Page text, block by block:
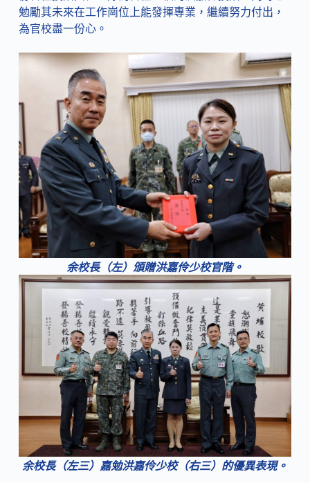
勉勵其未來在工作崗位上能發揮專業，繼續努力付出，
為官校盡一份心。
余校長（左）頒贈洪嘉伶少校官階。
余校長（左三）嘉勉洪嘉伶少校（右三）的優異表現。